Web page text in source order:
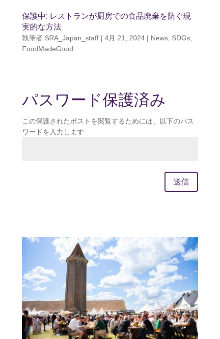
保護中: レストランが厨房での食品廃棄を防ぐ現
実的な方法
執筆者 SRA_Japan_staff| 4月 21, 2024| News, SDGs,
FoodMadeGood
パスワード保護済み
この保護されたポストを閲覧するためには、以下のパス
ワードを入力します:
送信